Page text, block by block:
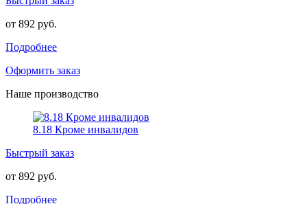
от 892 руб.
Подробнее
Оформить заказ
Наше производство
8.18 Кроме инвалидов
Быстрый заказ
от 892 руб.
Подробнее